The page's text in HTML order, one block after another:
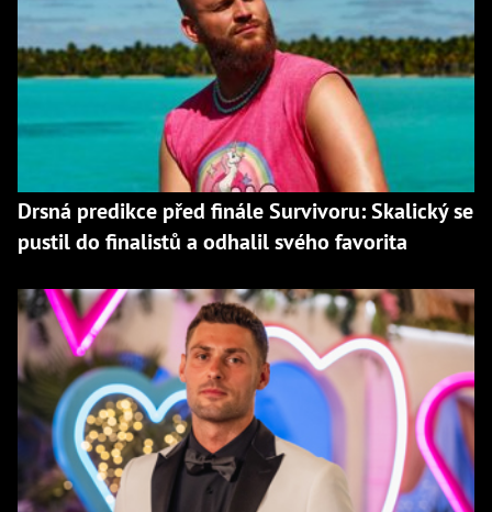
Drsná predikce před finále Survivoru: Skalický se
pustil do finalistů a odhalil svého favorita